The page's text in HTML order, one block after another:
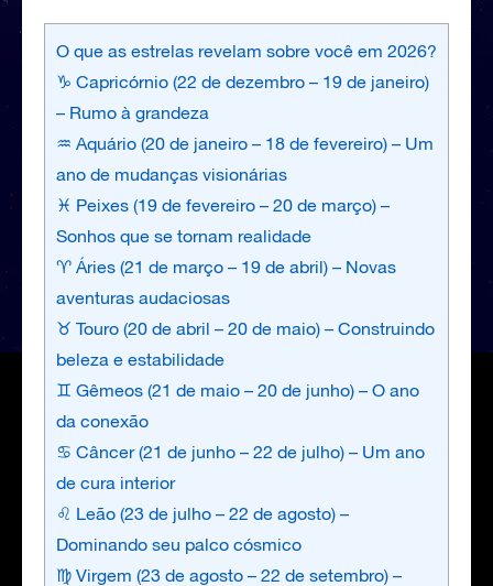
O que as estrelas revelam sobre você em 2026?
♑ Capricórnio (22 de dezembro – 19 de janeiro)
– Rumo à grandeza
♒ Aquário (20 de janeiro – 18 de fevereiro) – Um
ano de mudanças visionárias
♓ Peixes (19 de fevereiro – 20 de março) –
Sonhos que se tornam realidade
♈ Áries (21 de março – 19 de abril) – Novas
aventuras audaciosas
♉ Touro (20 de abril – 20 de maio) – Construindo
beleza e estabilidade
♊ Gêmeos (21 de maio – 20 de junho) – O ano
da conexão
♋ Câncer (21 de junho – 22 de julho) – Um ano
de cura interior
♌ Leão (23 de julho – 22 de agosto) –
Dominando seu palco cósmico
♍ Virgem (23 de agosto – 22 de setembro) –